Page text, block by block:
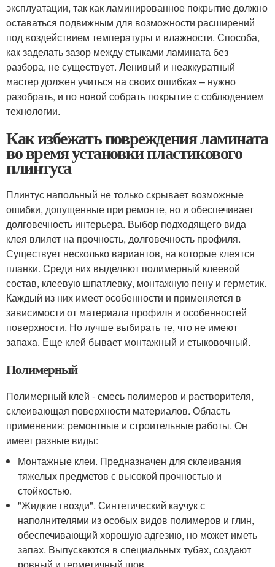
эксплуатации, так как ламинированное покрытие должно
оставаться подвижным для возможности расширений
под воздействием температуры и влажности. Способа,
как заделать зазор между стыками ламината без
разбора, не существует. Ленивый и неаккуратный
мастер должен учиться на своих ошибках – нужно
разобрать, и по новой собрать покрытие с соблюдением
технологии.
Как избежать повреждения ламината
во время установки пластикового
плинтуса
Плинтус напольный не только скрывает возможные
ошибки, допущенные при ремонте, но и обеспечивает
долговечность интерьера. Выбор подходящего вида
клея влияет на прочность, долговечность профиля.
Существует несколько вариантов, на которые клеятся
планки. Среди них выделяют полимерный клеевой
состав, клеевую шпатлевку, монтажную пену и герметик.
Каждый из них имеет особенности и применяется в
зависимости от материала профиля и особенностей
поверхности. Но лучше выбирать те, что не имеют
запаха. Еще клей бывает монтажный и стыковочный.
Полимерный
Полимерный клей - смесь полимеров и растворителя,
склеивающая поверхности материалов. Область
применения: ремонтные и строительные работы. Он
имеет разные виды:
Монтажные клеи. Предназначен для склеивания
тяжелых предметов с высокой прочностью и
стойкостью.
"Жидкие гвозди". Синтетический каучук с
наполнителями из особых видов полимеров и глин,
обеспечивающий хорошую адгезию, но может иметь
запах. Выпускаются в специальных тубах, создают